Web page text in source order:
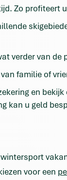
Zo profiteert
verder van
familie of
en
kan u geld
voor een